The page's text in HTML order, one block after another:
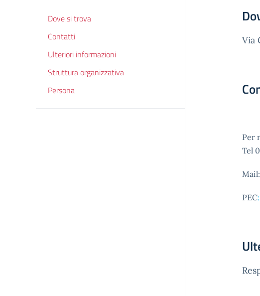
Dove si trova
Contatti
Ulteriori informazioni
Struttura organizzativa
Persona
Via
Per
Tel
Mail:
PEC: